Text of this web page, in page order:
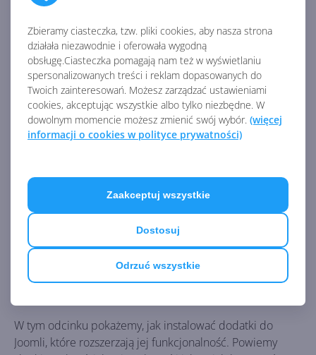
Zbieramy ciasteczka, tzw. pliki cookies, aby nasza strona
działała niezawodnie i oferowała wygodną
obsługę.Ciasteczka pomagają nam też w wyświetlaniu
spersonalizowanych treści i reklam dopasowanych do
Twoich zainteresowań. Możesz zarządzać ustawieniami
cookies, akceptując wszystkie albo tylko niezbędne. W
dowolnym momencie możesz zmienić swój wybór. (więcej
informacji o cookies w polityce prywatności)
Odrzuć wszystkie
Dostosuj
Zaakceptuj wszystkie
Ten odcinek jest poświęcony omówieniu systemu CMS
Drupal. Pokażemy możliwości tego systemu, jego wady i
zalety, a także konfiguracji.
36. Jak instalować dodatki rozszerzające
funkcjonalność Joomli?
W tym odcinku pokażemy, jak instalować dodatki do
Joomli, które rozszerzają jej funkcjonalność. Powiemy